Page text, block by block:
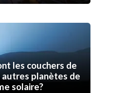
les couchers de
planètes de
solaire?